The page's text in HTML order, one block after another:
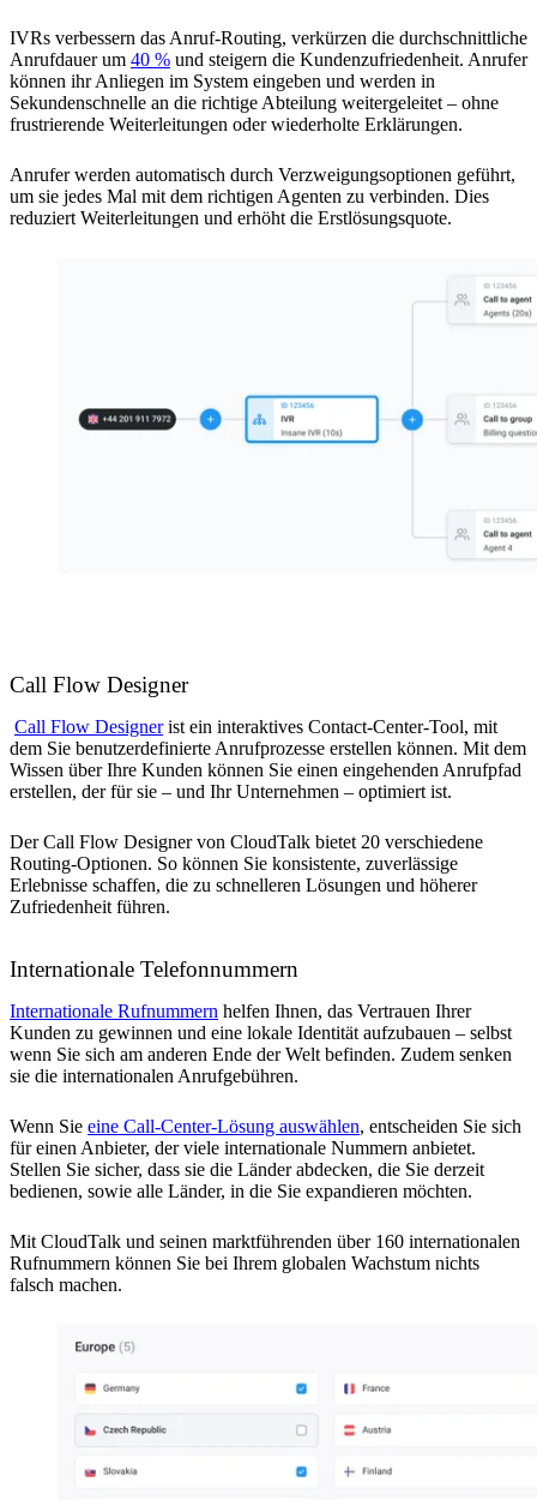
IVRs verbessern das Anruf-Routing, verkürzen die durchschnittliche
Anrufdauer um 40 % und steigern die Kundenzufriedenheit. Anrufer
können ihr Anliegen im System eingeben und werden in
Sekundenschnelle an die richtige Abteilung weitergeleitet – ohne
frustrierende Weiterleitungen oder wiederholte Erklärungen.
Anrufer werden automatisch durch Verzweigungsoptionen geführt,
um sie jedes Mal mit dem richtigen Agenten zu verbinden. Dies
reduziert Weiterleitungen und erhöht die Erstlösungsquote.
Call Flow Designer
Call Flow Designerist ein interaktives Contact-Center-Tool, mit
dem Sie benutzerdefinierte Anrufprozesse erstellen können. Mit dem
Wissen über Ihre Kunden können Sie einen eingehenden Anrufpfad
erstellen, der für sie – und Ihr Unternehmen – optimiert ist.
Der Call Flow Designer von CloudTalk bietet 20 verschiedene
Routing-Optionen. So können Sie konsistente, zuverlässige
Erlebnisse schaffen, die zu schnelleren Lösungen und höherer
Zufriedenheit führen.
Internationale Telefonnummern
Internationale Rufnummern helfen Ihnen, das Vertrauen Ihrer
Kunden zu gewinnen und eine lokale Identität aufzubauen – selbst
wenn Sie sich am anderen Ende der Welt befinden. Zudem senken
sie die internationalen Anrufgebühren.
Wenn Sie eine Call-Center-Lösung auswählen, entscheiden Sie sich
für einen Anbieter, der viele internationale Nummern anbietet.
Stellen Sie sicher, dass sie die Länder abdecken, die Sie derzeit
bedienen, sowie alle Länder, in die Sie expandieren möchten.
Mit CloudTalk und seinen marktführenden über 160 internationalen
Rufnummern können Sie bei Ihrem globalen Wachstum nichts
falsch machen.